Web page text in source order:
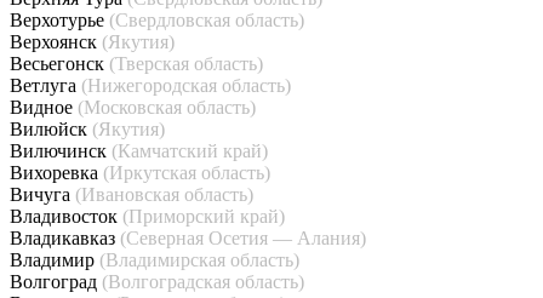
Верхотурье (Свердловская область)
Верхоянск (Якутия)
Весьегонск (Тверская область)
Ветлуга (Нижегородская область)
Видное (Московская область)
Вилюйск (Якутия)
Вилючинск (Камчатский край)
Вихоревка (Иркутская область)
Вичуга (Ивановская область)
Владивосток (Приморский край)
Владикавказ (Северная Осетия — Алания)
Владимир (Владимирская область)
Волгоград (Волгоградская область)